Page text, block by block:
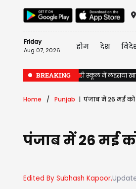
Friday
Aug 07, 2026 होम देश
BREAKING
Jalandhar के सरकारी स्कूल में लहराया
Home Punjab पंजाब में 26 मई को
पंजाब में 26 मई
Edited By Subhash Kapoor,